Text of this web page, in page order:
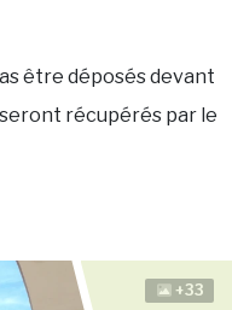
être déposés devant
récupérés par le
+33